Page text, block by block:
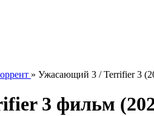
» Ужасающий 3 / Terrifier 3
3 фильм